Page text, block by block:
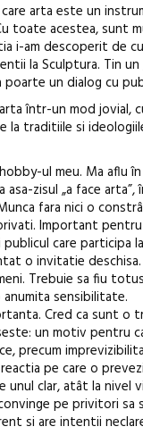
arta este un
toate acestea, sunt
i-am descoperit de
la Sculptura. Tin
un dialog cu
într-un mod jovial,
la traditiile si
ul meu. Ma aflu
zisul „a face
fara nici o
Important
care participa
o invitatie
Trebuie sa fiu
sensibilitate.
Cred ca sunt o
un motiv pentru
precum
pe care o
clar, atât la nivel
pe privitori sa
si are intentii